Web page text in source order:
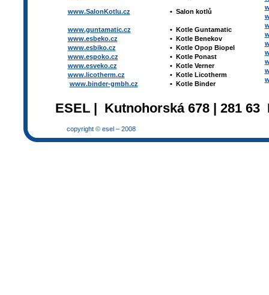
www.SalonKotlu.cz
www.guntamatic.cz
www.esbeko.cz
www.esbiko.cz
www.espoko.cz
www.esveko.cz
www.licotherm.cz
www.binder-gmbh.cz
• Salon kotlů
• Kotle Guntamatic
• Kotle Benekov
• Kotle Opop Biopel
• Kotle Ponast
• Kotle Verner
• Kotle Licotherm
• Kotle Binder
ESEL | Kutnohorská 678 | 281
copyright © esel – 2008